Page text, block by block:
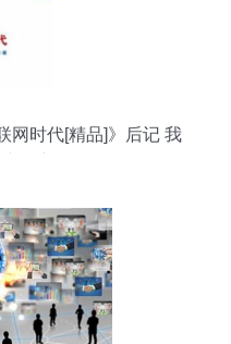
网时代[精品]》后记 我